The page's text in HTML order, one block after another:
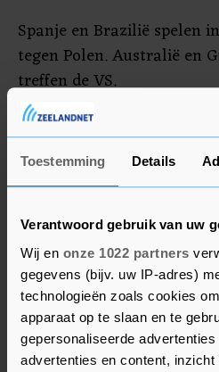
Toestemming Details
Verantwoord gebruik van uw
Wij en onze 1022 partners
gegevens (bijv. uw IP-adres)
technologieën zoals cookies
apparaat op te slaan en te
gepersonaliseerde
advertenties en content, inzicht
Spanje en Brazilië spelen
tegen Polen. Australië en
treffen de VS.
Nederland komt zaterdag
Cup, wanneer het in groep
Noorwegen. Kroatië zit
Australian Open. De eerste
jaar begint over ruim twee